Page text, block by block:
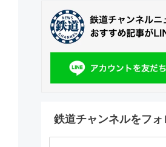
鉄道チャンネルをフォ